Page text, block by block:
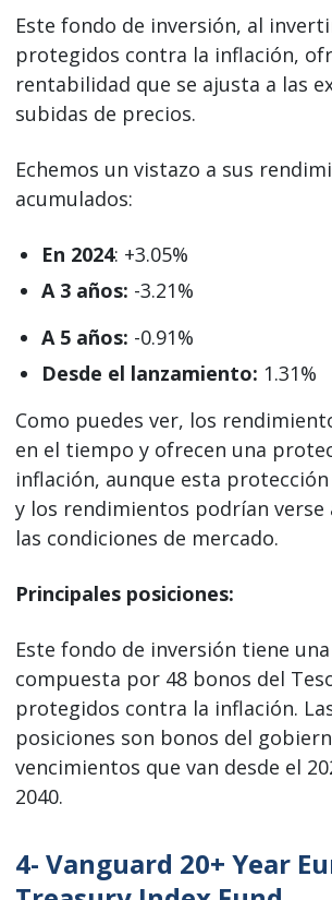
Este fondo de inversión, al
protegidos contra la inflación,
rentabilidad que se ajusta a las
subidas de precios.
Echemos un vistazo a sus
acumulados:
En 2024: +3.05%
A 3 años: -3.21%
A 5 años: -0.91%
Desde el lanzamiento: 1.31%
Como puedes ver, los
en el tiempo y ofrecen una
inflación, aunque esta
y los rendimientos podrían
las condiciones de mercado.
Principales posiciones:
Este fondo de inversión tiene
compuesta por 48 bonos del
protegidos contra la inflación.
posiciones son bonos del
vencimientos que van desde el
2040.
4- Vanguard 20+ Year